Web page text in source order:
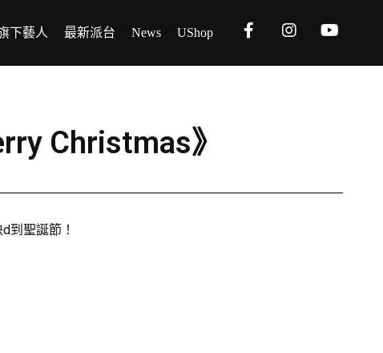
下藝人 最新派台 News UShop
Christmas》
到聖誕節！